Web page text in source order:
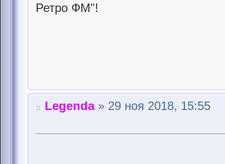
Ретро ФМ"!
Legenda» 29 ноя 2018, 15:55